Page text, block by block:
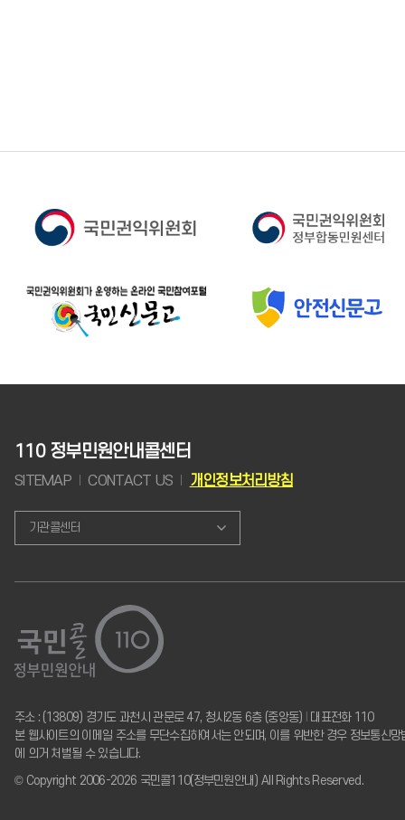
110 정부민원안내콜센터
SITEMAP CONTACT US 개인정보처리방침
기관콜센터
주소 : (13809) 경기도 과천시 관문로 47, 청사2동 6층 (중앙동)
대표전화 110
본 웹사이트의 이메일 주소를 무단수집하여서는 안되며, 이를 위반한 경우 정보통신망
에 의거 처벌될 수 있습니다.
© Copyright 2006-2026 국민콜110(정부민원안내) All Rights Reserved.